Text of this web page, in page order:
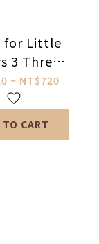
for Little
3 Three
and
Little
三隻小豬
隻小羊
~ NT$720
CART